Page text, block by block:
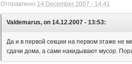
Отправлено 14 December 2007 - 14:41
Valdemarus, on 14.12.2007 - 13:53:
Да и в первой секции на первом этаже не
сдачи дома, а сами накидывают мусор.